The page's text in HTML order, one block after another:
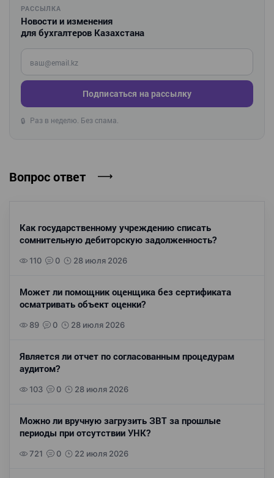
РАССЫЛКА
Новости и изменения
для бухгалтеров Казахстана
Введите ваш e-mail
Подписаться на рассылку
🔒 Раз в неделю. Без спама.
Вопрос ответ
Как государственному учреждению списать
сомнительную дебиторскую задолженность?
110 0 28 июля 2026
Может ли помощник оценщика без сертификата
осматривать объект оценки?
89 0 28 июля 2026
Является ли отчет по согласованным процедурам
аудитом?
103 0 28 июля 2026
Можно ли вручную загрузить ЗВТ за прошлые
периоды при отсутствии УНК?
721 0 22 июля 2026